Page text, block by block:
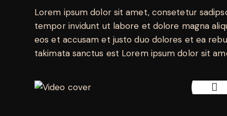
Lorem ipsum dolor sit amet, consetetur
tempor invidunt ut labore et dolore magna
eos et accusam et justo duo dolores et ea
takimata sanctus est Lorem ipsum dolor sit